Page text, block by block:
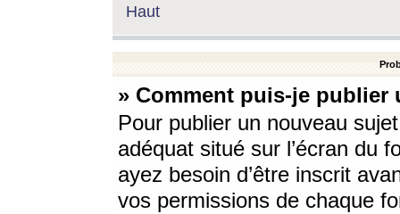
Haut
» Comment puis-je
Pour publier un nouveau
adéquat situé sur l’écran du
ayez besoin d’être inscrit
vos permissions de chaque